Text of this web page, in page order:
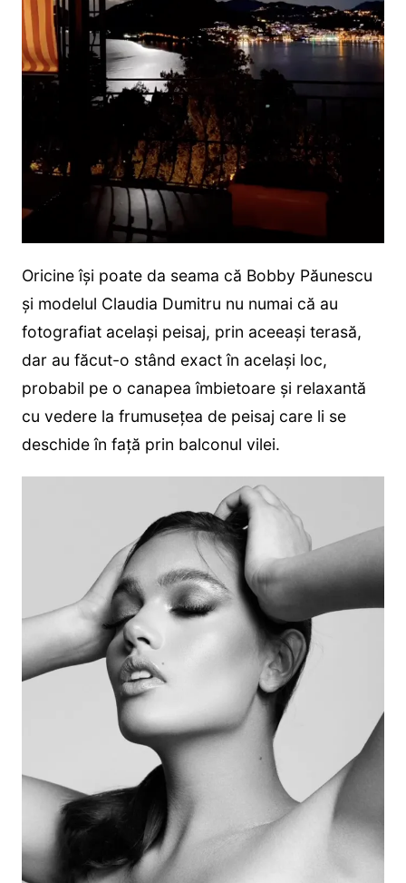
Oricine își poate da seama că Bobby Păunescu
și modelul Claudia Dumitru nu numai că au
fotografiat același peisaj, prin aceeași terasă,
dar au făcut-o stând exact în același loc,
probabil pe o canapea îmbietoare și relaxantă
cu vedere la frumusețea de peisaj care li se
deschide în față prin balconul vilei.